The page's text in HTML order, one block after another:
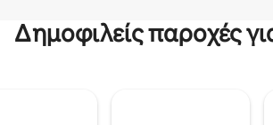
Δημοφιλείς παροχές